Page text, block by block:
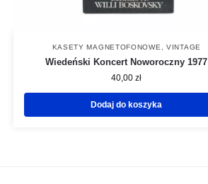
KASETY MAGNETOFONOWE VINTAGE
Wiedeński Koncert Noworoczny 1977
40,00zł
Dodaj do koszyka